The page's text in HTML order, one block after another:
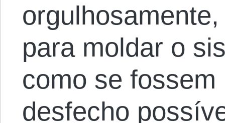
para moldar o
como se
desfecho